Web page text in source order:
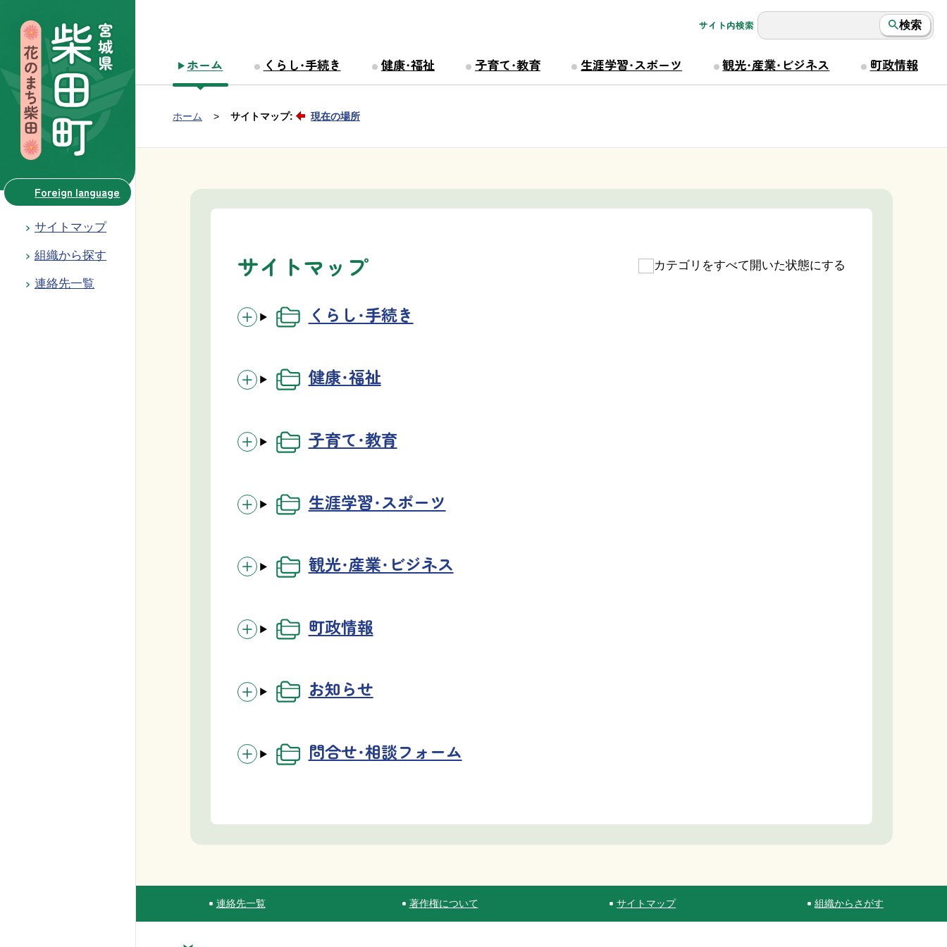
Foreign language
サイトマップ
組織から探す
連絡先一覧
サイト内検索 検索
Group NAV
ホーム くらし・手続き 健康・福祉 子育て・教育 生涯学習・スポーツ 観光・産業・ビジネス 町政情報
現在位置：
ホーム サイトマップ: 現在の場所
サイトマップ カテゴリをすべて開いた状態にする
くらし・手続き
健康・福祉
子育て・教育
生涯学習・スポーツ
観光・産業・ビジネス
町政情報
お知らせ
問合せ・相談フォーム
Site Navigation
連絡先一覧 著作権について サイトマップ 組織からさがす